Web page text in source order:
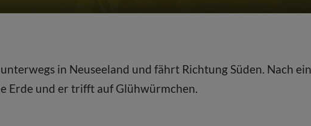
in Neuseeland und fährt Richtung Süden. Nach
Erde und er trifft auf Glühwürmchen.